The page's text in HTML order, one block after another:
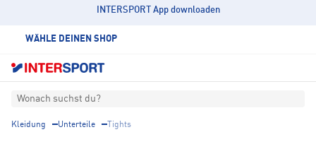
INTERSPORT App downloaden
WÄHLE DEINEN SHOP
Wonach suchst du?
Kleidung Unterteile Tights